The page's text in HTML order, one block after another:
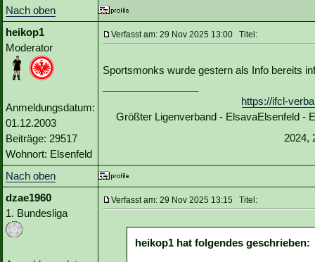
Nach oben
heikop1
Moderator
Anmeldungsdatum:
01.12.2003
Beiträge: 29517
Wohnort: Elsenfeld
Verfasst am: 29 Nov 2025 13:00 Titel:
Sportsmonks wurde gestern als Info bereits
https://ifcl-
Größter Ligenverband - ElsavaElsenfeld -
2024,
Nach oben
dzae1960
1. Bundesliga
Verfasst am: 29 Nov 2025 13:15 Titel:
heikop1 hat folgendes geschrieben: